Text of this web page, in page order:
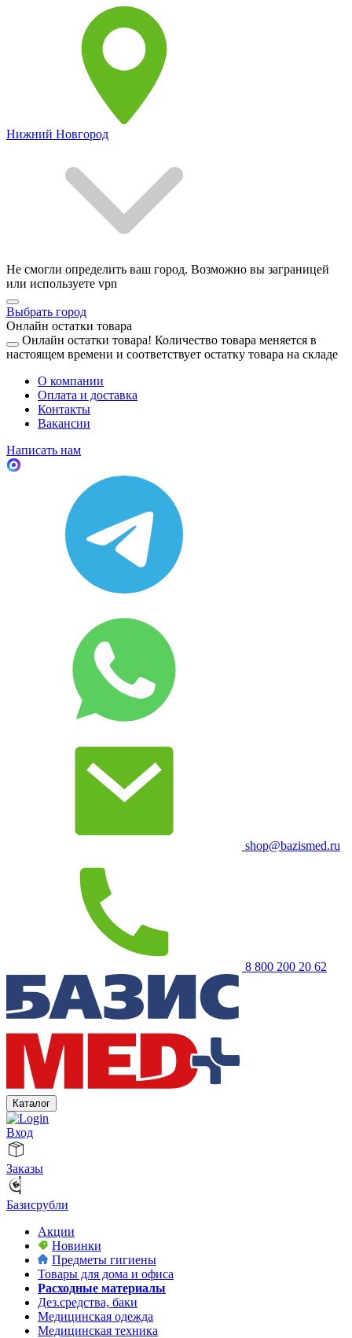
Нижний Новгород
Не смогли определить ваш город. Возможно вы заграницей
или используете vpn
Выбрать город
Онлайн остатки товара
Онлайн остатки товара! Количество товара меняется в
настоящем времени и соответствует остатку товара на складе
О компании
Оплата и доставка
Контакты
Вакансии
Написать нам
shop@bazismed.ru
8 800 200 20 62
Каталог
Вход
Заказы
Базисрубли
Акции
Новинки
Предметы гигиены
Товары для дома и офиса
Расходные материалы
Дез.средства, баки
Медицинская одежда
Медицинская техника